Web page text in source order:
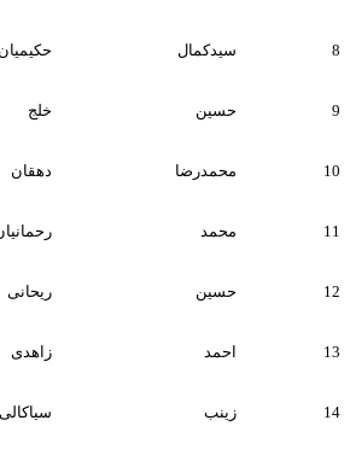
8 سیدکمال حکیمیان
9 حسین خلج
10 محمدرضا دهقان
11 محمد
12 حسین ریحانی
13 احمد زاهدی
14 زینب سیاکالی